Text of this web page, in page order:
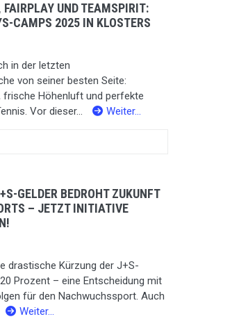
FAIRPLAY UND TEAMSPIRIT:
CAMPS 2025 IN KLOSTERS
in der letzten
von seiner besten Seite:
frische Höhenluft und perfekte
Vor dieser...
Weiter…
GELDER BEDROHT ZUKUNFT
– JETZT INITIATIVE
drastische Kürzung der J+S-
Prozent – eine Entscheidung mit
für den Nachwuchssport. Auch
Weiter…